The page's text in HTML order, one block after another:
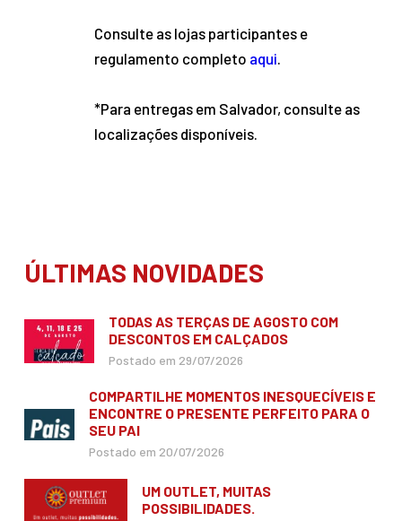
Consulte as lojas participantes e
regulamento completo aqui
*Para entregas em Salvador, consulte as
localizações disponíveis.
ÚLTIMAS NOVIDADES
TODAS AS TERÇAS DE AGOSTO COM
DESCONTOS EM CALÇADOS
Postado em 29/07/2026
COMPARTILHE MOMENTOS INESQUECÍVEIS E
ENCONTRE O PRESENTE PERFEITO PARA O
SEU PAI
Postado em 20/07/2026
UM OUTLET, MUITAS
POSSIBILIDADES.